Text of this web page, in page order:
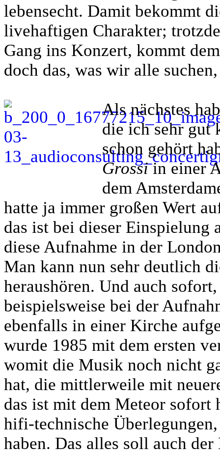
lebensecht. Damit bekommt
livehaftigen Charakter;
Gang ins Konzert, kommt
doch das, was wir alle
Als nächstes
die ich sehr gut
schon gehört
Grossiin einer
dem
hatte ja immer großen Wert
das ist bei dieser Einspielung
diese Aufnahme in der
Man kann nun sehr deutlich
heraushören. Und auch
beispielsweise bei der
ebenfalls in einer Kirche
wurde 1985 mit dem ersten
womit die Musik noch nicht
hat, die mittlerweile mit
das ist mit dem Meteor
hifi-technische
haben. Das alles soll auch